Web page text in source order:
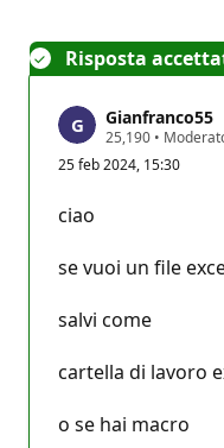
Risposta
Gianfranco55
25,190 P
n
r
e
z
i
n
•
25 feb 2024, 15:30
ciao
se vuoi un file
salvi come
cartella di lavoro
o se hai macro